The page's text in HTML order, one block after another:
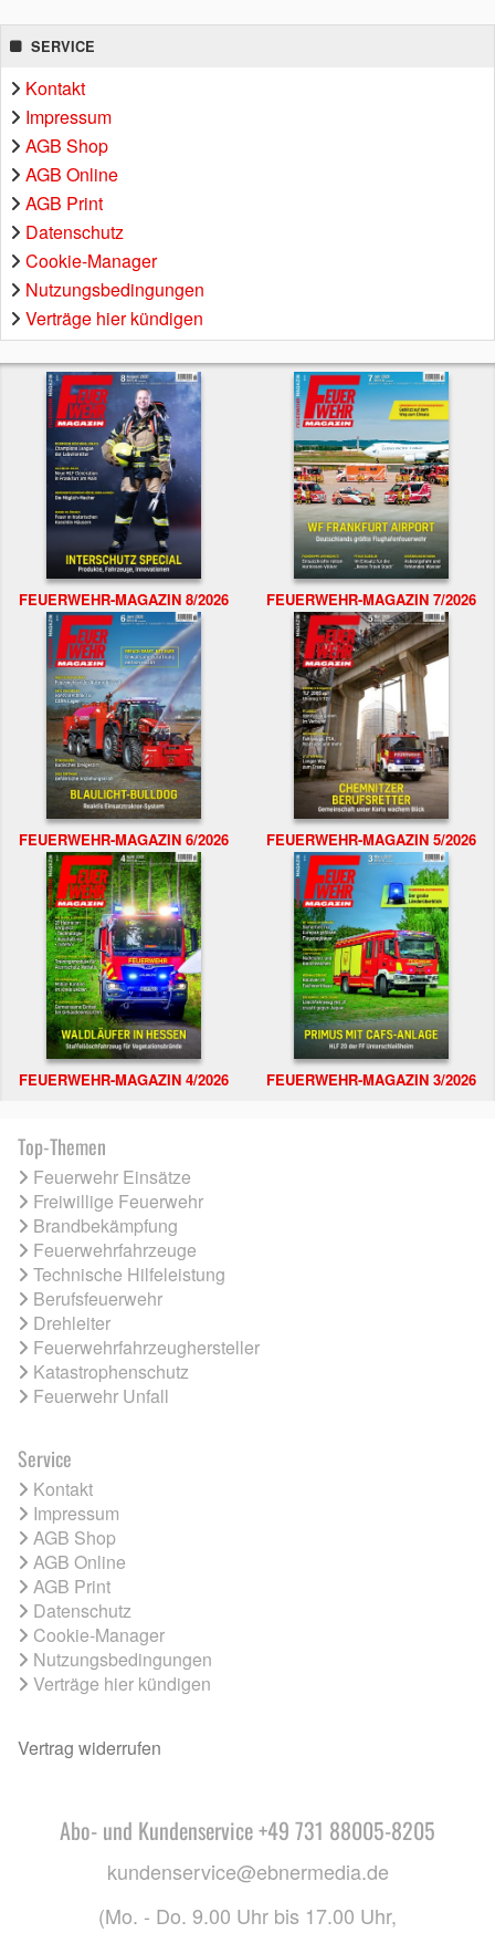
SERVICE
Kontakt
Impressum
AGB Shop
AGB Online
AGB Print
Datenschutz
Cookie-Manager
Nutzungsbedingungen
Verträge hier kündigen
FEUERWEHR-MAGAZIN 8/2026 FEUERWEHR-MAGAZIN 7/2026
FEUERWEHR-MAGAZIN 6/2026 FEUERWEHR-MAGAZIN 5/2026
FEUERWEHR-MAGAZIN 4/2026 FEUERWEHR-MAGAZIN 3/2026
Top-Themen
Feuerwehr Einsätze
Freiwillige Feuerwehr
Brandbekämpfung
Feuerwehrfahrzeuge
Technische Hilfeleistung
Berufsfeuerwehr
Drehleiter
Feuerwehrfahrzeughersteller
Katastrophenschutz
Feuerwehr Unfall
Service
Kontakt
Impressum
AGB Shop
AGB Online
AGB Print
Datenschutz
Cookie-Manager
Nutzungsbedingungen
Verträge hier kündigen
Vertrag widerrufen
Abo- und Kundenservice +49 731 88005-8205
kundenservice@ebnermedia.de
(Mo. - Do. 9.00 Uhr bis 17.00 Uhr,